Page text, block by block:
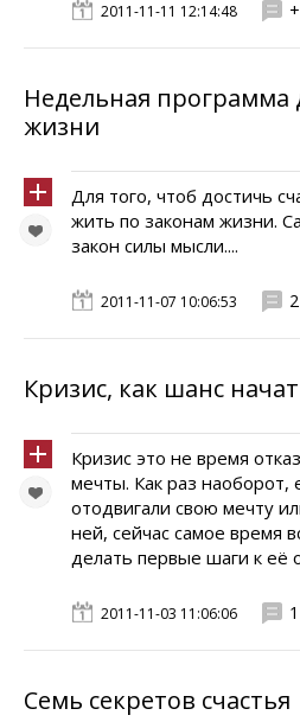
2011-11-11 12:14:48
Недельная программа
жизни
Для того, чтоб достичь
жить по законам жизни.
закон силы мысли....
2011-11-07 10:06:53
Кризис, как шанс
Кризис это не время
мечты. Как раз наоборот,
отодвигали свою мечту
ней, сейчас самое время
делать первые шаги к её
2011-11-03 11:06:06
Семь секретов счастья